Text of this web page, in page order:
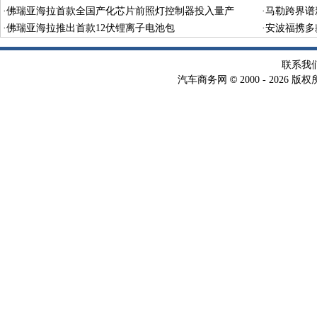
·佛瑞亚海拉首款全国产化芯片前照灯控制器投入量产 ·马勒跨界
·佛瑞亚海拉推出首款12伏锂离子电池包 ·安波福携
联系我
汽车商务网 © 2000 - 2026 版权